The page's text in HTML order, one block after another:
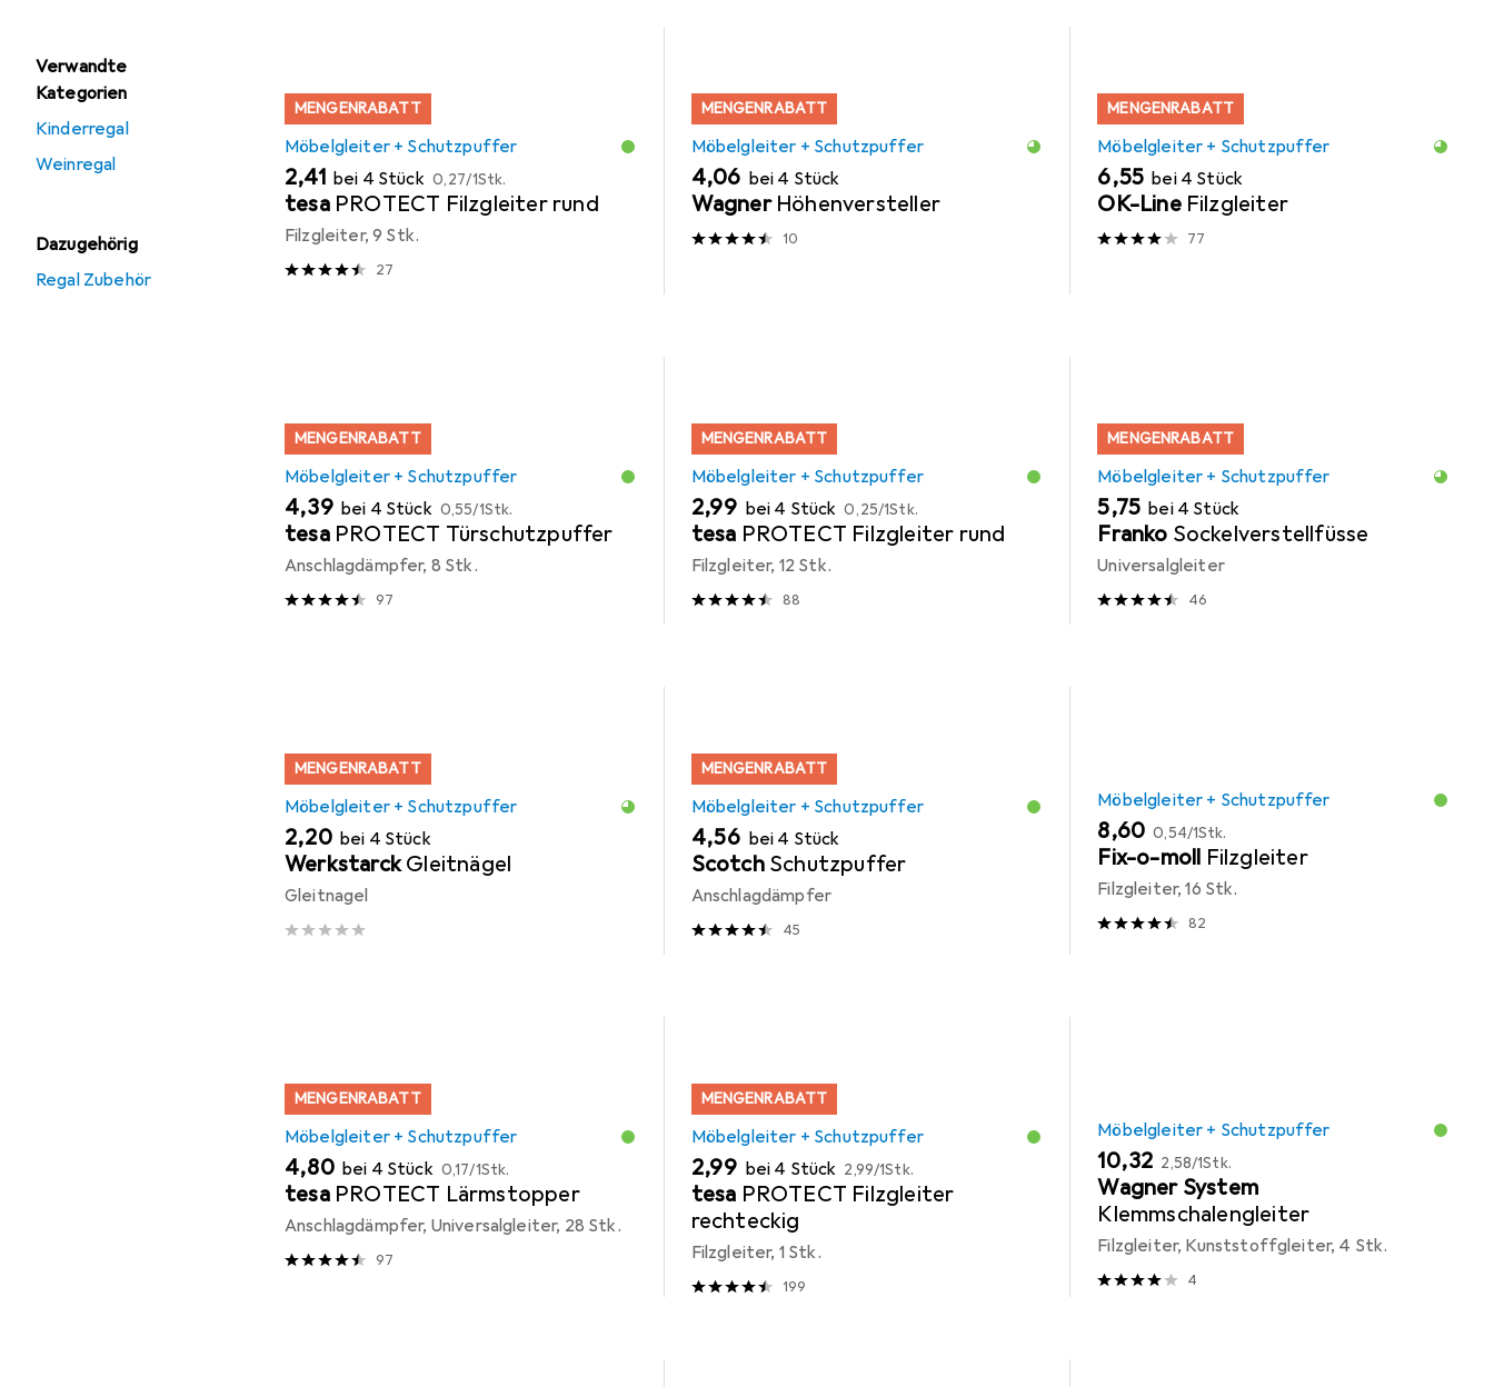
Verwandte
Kategorien
Kinderregal
Weinregal
Dazugehörig
Regal Zubehör
MENGENRABATT
Möbelgleiter + Schutzpuffer
EUR
2,41 bei 4 Stück EUR
0,27/1Stk.
tesa PROTECT Filzgleiter rund
Filzgleiter, 9 Stk.
27
MENGENRABATT
Möbelgleiter + Schutzpuffer
EUR
4,06 bei 4 Stück
Wagner Höhenversteller
10
MENGENRABATT
Möbelgleiter + Schutzpuffer
EUR
6,55 bei 4 Stück
OK-Line Filzgleiter
77
MENGENRABATT
Möbelgleiter + Schutzpuffer
EUR
4,39 bei 4 Stück EUR
0,55/1Stk.
tesa PROTECT Türschutzpuffer
Anschlagdämpfer, 8 Stk.
97
MENGENRABATT
Möbelgleiter + Schutzpuffer
EUR
2,99 bei 4 Stück EUR
0,25/1Stk.
tesa PROTECT Filzgleiter rund
Filzgleiter, 12 Stk.
88
MENGENRABATT
Möbelgleiter + Schutzpuffer
EUR
5,75 bei 4 Stück
Franko Sockelverstellfüsse
Universalgleiter
46
MENGENRABATT
Möbelgleiter + Schutzpuffer
EUR
2,20 bei 4 Stück
Werkstarck Gleitnägel
Gleitnagel
MENGENRABATT
Möbelgleiter + Schutzpuffer
EUR
4,56 bei 4 Stück
Scotch Schutzpuffer
Anschlagdämpfer
45
Möbelgleiter + Schutzpuffer
EUR
8,60 EUR
0,54/1Stk.
Fix-o-moll Filzgleiter
Filzgleiter, 16 Stk.
82
MENGENRABATT
Möbelgleiter + Schutzpuffer
EUR
4,80 bei 4 Stück EUR
0,17/1Stk.
tesa PROTECT Lärmstopper
Anschlagdämpfer, Universalgleiter, 28 Stk.
97
MENGENRABATT
Möbelgleiter + Schutzpuffer
EUR
2,99 bei 4 Stück EUR
2,99/1Stk.
tesa PROTECT Filzgleiter
rechteckig
Filzgleiter, 1 Stk.
199
Möbelgleiter + Schutzpuffer
EUR
10,32 EUR
2,58/1Stk.
Wagner System
Klemmschalengleiter
Filzgleiter, Kunststoffgleiter, 4 Stk.
4